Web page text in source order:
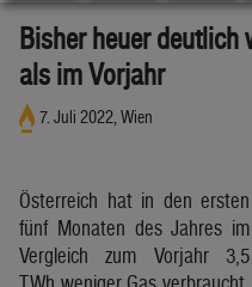
Bisher heuer deutlich
als im Vorjahr
7. Juli 2022, Wien
Österreich hat in den ersten
fünf Monaten des Jahres im
Vergleich zum Vorjahr 3,5